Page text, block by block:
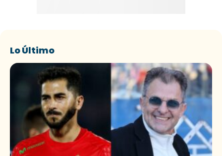
Lo Último